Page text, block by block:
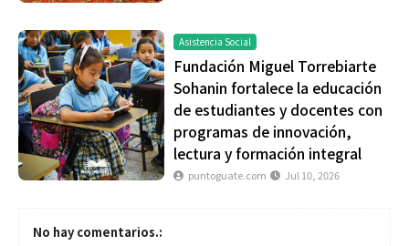
Asistencia Social
Fundación Miguel Torrebiarte
Sohanin fortalece la educación
de estudiantes y docentes con
programas de innovación,
lectura y formación integral
puntoguate.com Jul 10, 2026
No hay comentarios.: